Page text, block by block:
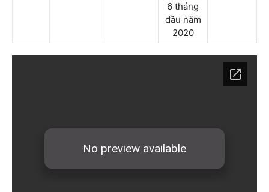
6 tháng
đầu năm
2020